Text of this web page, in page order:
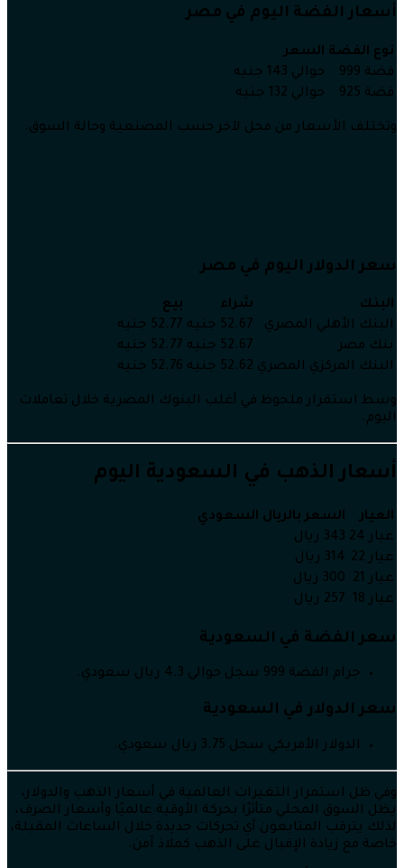
أسعار الفضة اليوم في مصر
نوع الفضة السعر
فضة 999
حوالي 143 جنيه
فضة 925
حوالي 132 جنيه
وتختلف الأسعار من محل لآخر حسب المصنعية وحالة السوق.
سعر الدولار اليوم في مصر
البنك شراء
بيع
البنك الأهلي المصري
52.67 جنيه
52.77 جنيه
بنك مصر
52.67 جنيه
52.77 جنيه
البنك المركزي المصري 52.62 جنيه 52.76 جنيه
وسط استقرار ملحوظ في أغلب البنوك المصرية خلال تعاملات
اليوم.
أسعار الذهب في السعودية اليوم
العيار
السعر بالريال السعودي
عيار 24
343 ريال
عيار 22
314 ريال
عيار 21
300 ريال
عيار 18
257 ريال
سعر الفضة في السعودية
جرام الفضة 999 سجل حوالي 4.3 ريال سعودي.
سعر الدولار في السعودية
الدولار الأمريكي سجل 3.75 ريال سعودي.
وفي ظل استمرار التغيرات العالمية في أسعار الذهب والدولار،
يظل السوق المحلي متأثرًا بحركة الأوقية عالميًا وأسعار الصرف،
لذلك يترقب المتابعون أي تحركات جديدة خلال الساعات المقبلة،
خاصة مع زيادة الإقبال على الذهب كملاذ آمن.